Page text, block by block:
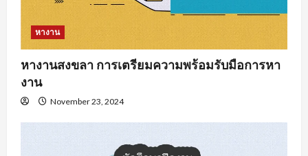
หางาน
หางานสงขลา การเตรียมความพร้อมรับมือการหา
งาน
November 23, 2024